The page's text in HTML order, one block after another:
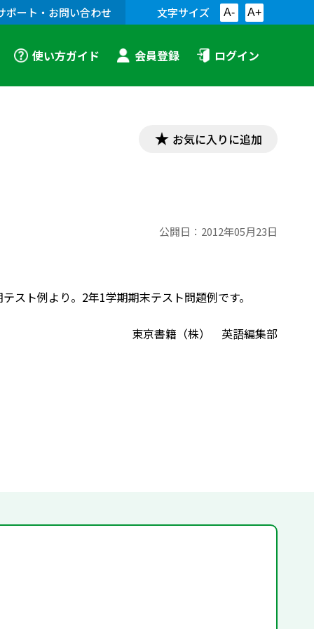
ポート・お問い合わせ 文字サイズ A- A+
使い方ガイド 会員登録 ログイン
お気に入りに追加
公開日： 2012年05月23日
スト例より。2年1学期期末テスト問題例です。
東京書籍（株） 英語編集部